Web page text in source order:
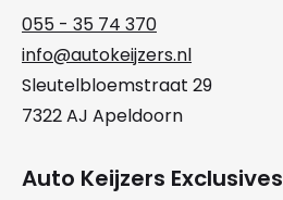
055 - 35 74 370
info@autokeijzers.nl
Sleutelbloemstraat 29
7322 AJ Apeldoorn
Auto Keijzers Exclusives